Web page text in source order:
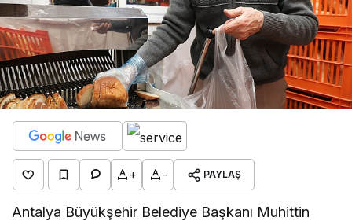
+ - PAYLAŞ
Antalya Büyükşehir Belediye Başkanı Muhittin